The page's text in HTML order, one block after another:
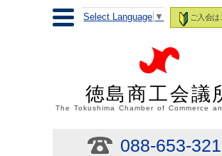
ご入会
Select Language ▼
徳島商工会議
The Tokushima Chamber of Commerce
088-653-